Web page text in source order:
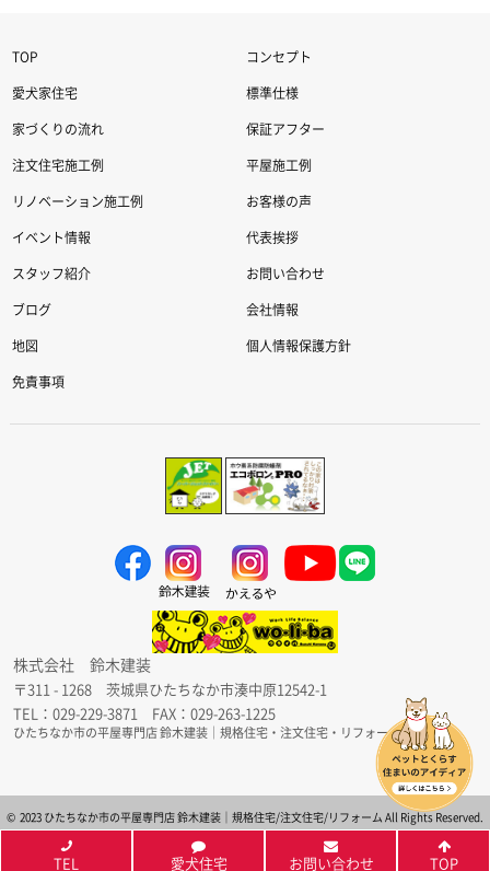
TOP コンセプト
愛犬家住宅 標準仕様
家づくりの流れ 保証アフター
注文住宅施工例 平屋施工例
リノベーション施工例 お客様の声
イベント情報 代表挨拶
スタッフ紹介 お問い合わせ
ブログ 会社情報
地図 個人情報保護方針
免責事項
株式会社 鈴木建装
〒311 - 1268 茨城県ひたちなか市湊中原12542-1
TEL：029-229-3871 FAX：029-263-1225
ひたちなか市の平屋専門店 鈴木建装｜規格住宅・注文住宅・リフォーム
© 2023 ひたちなか市の平屋専門店 鈴木建装｜規格住宅/注文住宅/リフォーム All Rights Reserved.
TEL 愛犬住宅 お問い合わせ TOP